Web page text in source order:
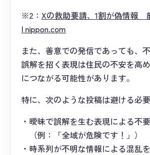
※2：Xの救助要請、1割が偽情報
| nippon.com
また、善意での発信であっても、
誤解を招く表現は住民の不安を高
につながる可能性があります。
特に、次のような投稿は避ける必
曖昧で誤解を生む表現による不
（例：「全域が危険です！」）
時系列が不明な情報による混乱